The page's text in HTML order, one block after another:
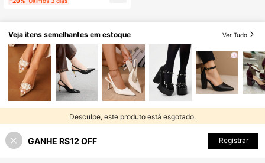
Desculpe, este produto está esgotado.
Veja itens semelhantes em estoque Ver Tudo
GANHE R$12 OFF Registrar